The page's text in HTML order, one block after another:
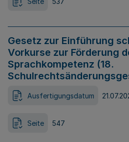
Gesetz zur Einführung
Vorkurse zur Förderung
Sprachkompetenz (18.
Ausfertigungsdatum
Seite 547